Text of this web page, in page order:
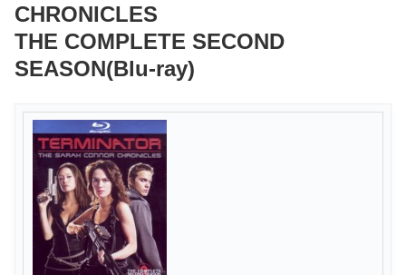
CHRONICLES
THE COMPLETE SECOND
SEASON(Blu-ray)